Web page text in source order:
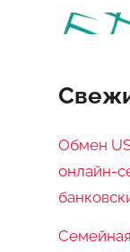
Обмен
онлайн-